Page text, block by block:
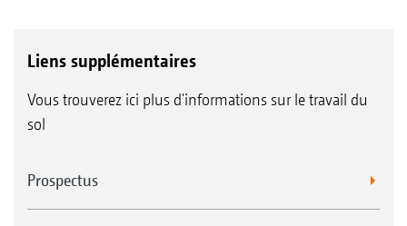
Liens supplémentaires
Vous trouverez ici plus d'informations sur le travail du
sol
Prospectus